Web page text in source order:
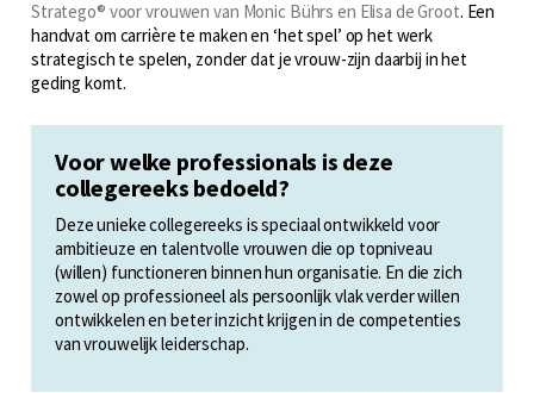
Stratego® voor vrouwen van Monic Bührs en Elisa de Groot. Een
handvat om carrière te maken en ‘het spel’ op het werk
strategisch te spelen, zonder dat je vrouw-zijn daarbij in het
geding komt.
Voor welke professionals is deze
collegereeks bedoeld?
Deze unieke collegereeks is speciaal ontwikkeld voor
ambitieuze en talentvolle vrouwen die op topniveau
(willen) functioneren binnen hun organisatie. En die zich
zowel op professioneel als persoonlijk vlak verder willen
ontwikkelen en beter inzicht krijgen in de competenties
van vrouwelijk leiderschap.